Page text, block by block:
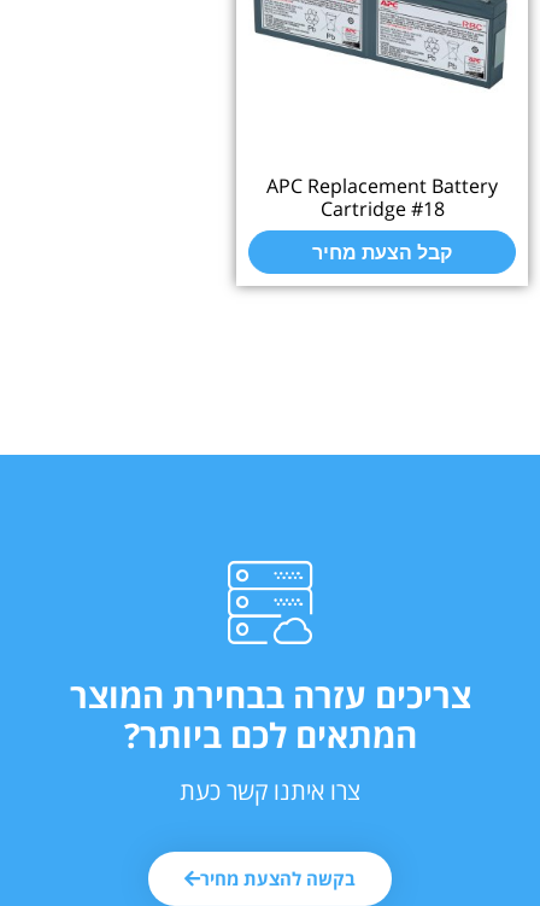
APC Replacement Battery
Cartridge #18
קבל הצעת מחיר
צריכים עזרה בבחירת המוצר
המתאים לכם ביותר?
צרו איתנו קשר כעת
בקשה להצעת מחיר